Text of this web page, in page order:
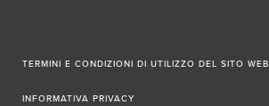
TERMINI E CONDIZIONI DI UTILIZZO DEL SITO WEB
INFORMATIVA PRIVACY